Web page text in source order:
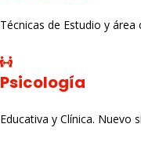
Técnicas de Estudio y
Psicología
Educativa y Clínica. Nuevo